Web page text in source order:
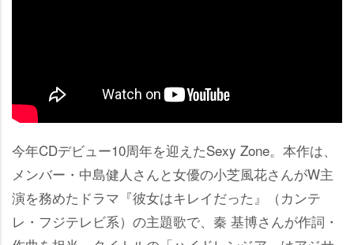
今年CDデビュー10周年を迎えたSexy Zone。本作は、
メンバー・中島健人さんと女優の小芝風花さんがW主
演を務めたドラマ『彼女はキレイだった』（カンテ
レ・フジテレビ系）の主題歌で、秦 基博さんが作詞・